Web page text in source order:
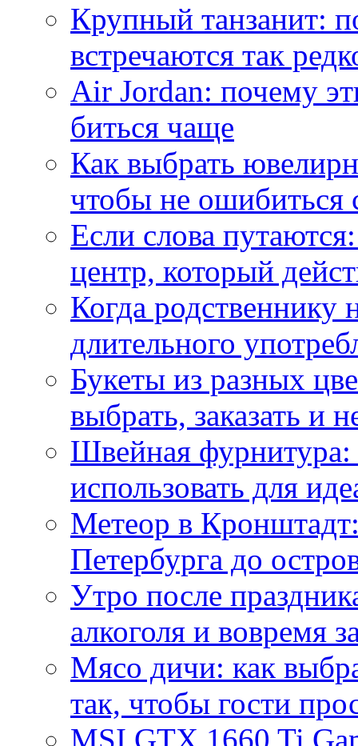
Крупный танзанит:
встречаются так
Air Jordan: почему
биться чаще
Как выбрать
чтобы не ошибиться
Если слова
центр, который
Когда
длительного
Букеты из разных
выбрать, заказать и
Швейная фурнитура:
использовать для
Метеор в
Петербурга до
Утро после
алкоголя и вовремя
Мясо дичи: как
так, чтобы гости
MSI GTX 1660 Ti